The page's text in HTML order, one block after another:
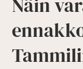
Näin